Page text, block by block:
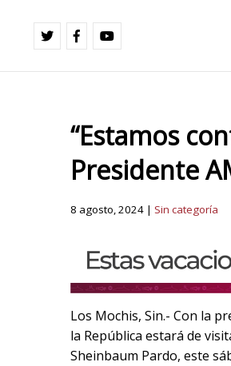
“Estamos
Presidente
8 agosto, 2024 | Sin categoría
Los Mochis, Sin.- Con la
la República estará de
Sheinbaum Pardo, este